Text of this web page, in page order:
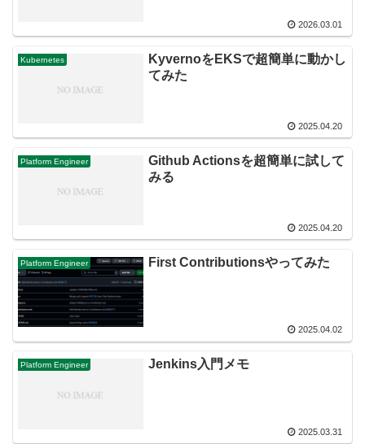
2026.03.01
Kubernetes
KyvernoをEKSで超簡単に動かし
てみた
2025.04.20
Platform Engineer
Github Actionsを超簡単に試して
みる
2025.04.20
Platform Engineer First Contributionsやってみた
2025.04.02
Platform Engineer Jenkins入門メモ
2025.03.31